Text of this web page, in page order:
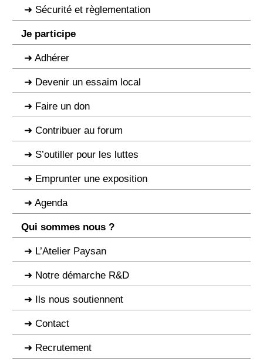
Sécurité et règlementation
Je participe
Adhérer
Devenir un essaim local
Faire un don
Contribuer au forum
S’outiller pour les luttes
Emprunter une exposition
Agenda
Qui sommes nous ?
L’Atelier Paysan
Notre démarche R&D
Ils nous soutiennent
Contact
Recrutement